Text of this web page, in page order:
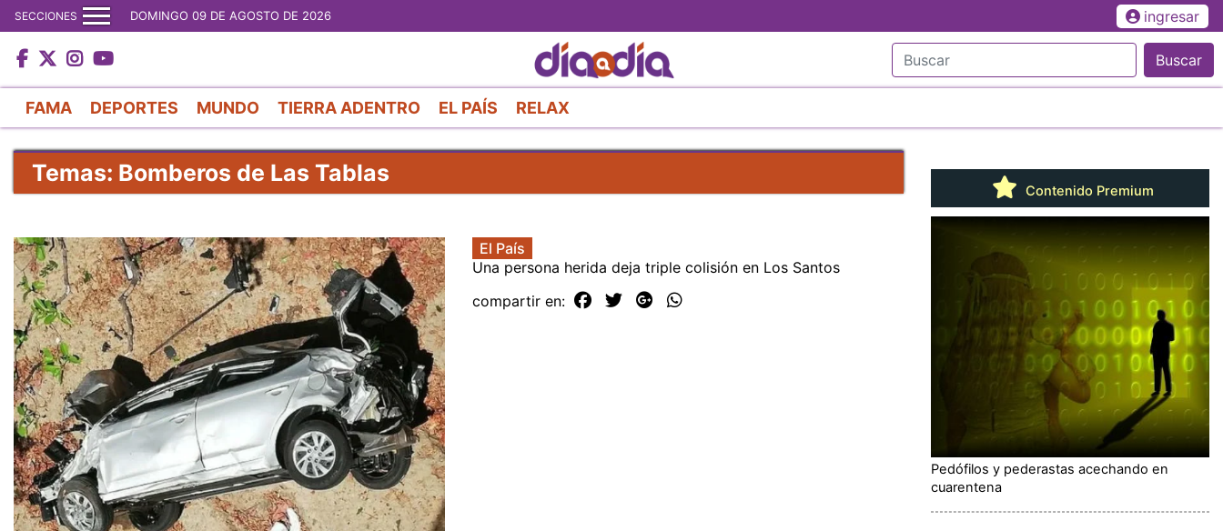
al
contenido
principal
SECCIONES DOMINGO 09 DE AGOSTO DE 2026 ingresar
Buscar
FAMA DEPORTES MUNDO TIERRA ADENTRO EL PAÍS RELAX
Temas: Bomberos de Las Tablas
El País
Una persona herida deja triple colisión en Los Santos
compartir en:
Contenido Premium
Pedófilos y pederastas acechando en
cuarentena